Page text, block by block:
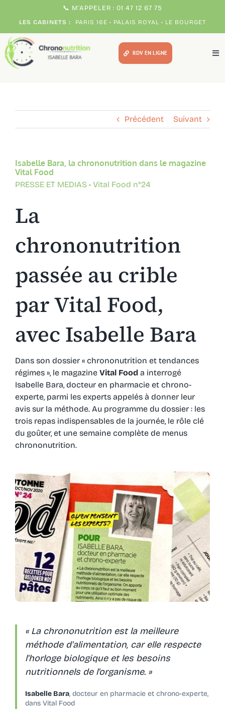
📞 M'APPELER : 01 47 12 67 75
LES CABINETS : PARIS 16E • PALAIS ROYAL • LE BOURGET
RDV EN LIGNE
Pour qui ?
Ressources
Précédent Suivant
Isabelle Bara, la chrononutrition dans le magazine
Vital Food
PRESSE ET MEDIAS • Vital Food n°24
La
chrononutrition
passée au crible
par Vital Food,
avec Isabelle Bara
Dans son dossier « chrononutrition et tendances
régimes », le magazine Vital Fooda interrogé
Isabelle Bara, docteur en pharmacie et chrono-
experte, parmi les experts appelés à donner leur
avis sur la méthode. Au programme du dossier : les
trois repas indispensables de la journée, le rôle clé
du goûter, et une semaine complète de menus
chrononutrition.
« La chrononutrition est la meilleure
méthode d'alimentation, car elle respecte
l'horloge biologique et les besoins
nutritionnels de l'organisme. »
Isabelle Bara, docteur en pharmacie et chrono-experte,
dans Vital Food